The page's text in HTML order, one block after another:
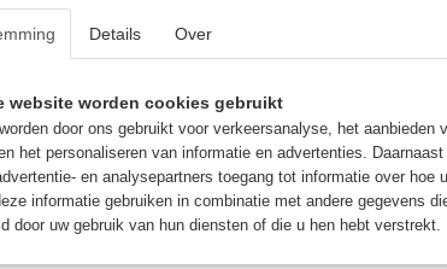
Contact & Openingstijden
MINIATURE GAMING ROLE PLAYING
IQ Matrix - Breinbreker
Details Over
website worden cookies gebruikt
door ons gebruikt voor verkeersanalyse, het aanbieden
het personaliseren van informatie en advertenties.
en analysepartners toegang tot informatie over hoe
informatie gebruiken in combinatie met andere gegevens
door uw gebruik van hun diensten of die u hen hebt verstrekt.